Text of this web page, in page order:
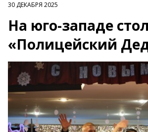
30 ДЕКАБРЯ 2025
На юго-западе
«Полицейский